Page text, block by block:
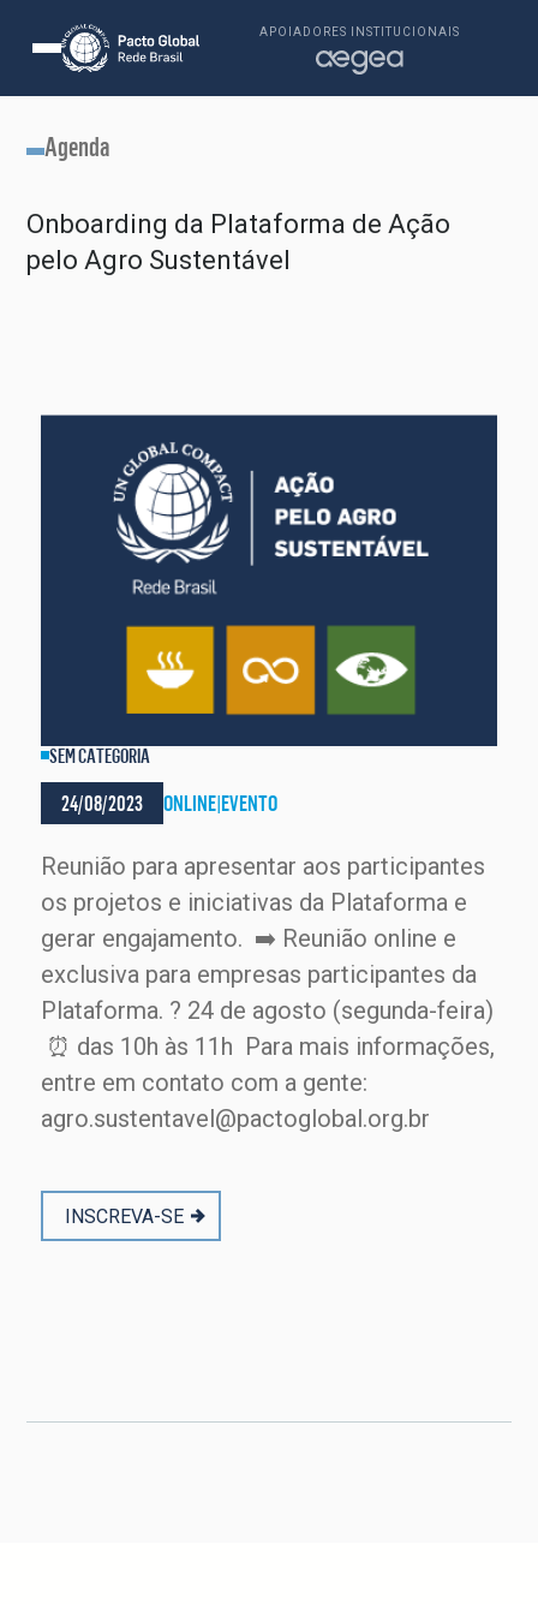
APOIADORES INSTITUCIONAIS
Agenda
Onboarding da Plataforma de Ação
pelo Agro Sustentável
SEM CATEGORIA
24/08/2023 ONLINE|EVENTO
Reunião para apresentar aos participantes
os projetos e iniciativas da Plataforma e
gerar engajamento. ➡️ Reunião online e
exclusiva para empresas participantes da
Plataforma. ? 24 de agosto (segunda-feira)
⏰ das 10h às 11h Para mais informações,
entre em contato com a gente:
agro.sustentavel@pactoglobal.org.br
INSCREVA-SE